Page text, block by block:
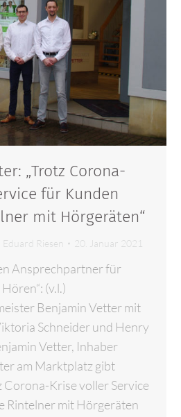
„Trotz Corona-
für Kunden
mit Hörgeräten“
Eduard Riesen 20. Januar 2021
Ansprechpartner für
(v.l.)
Benjamin Vetter mit
Schneider und Henry
Vetter, Inhaber
am Marktplatz gibt
Corona-Krise voller Service
Rintelner mit Hörgeräten